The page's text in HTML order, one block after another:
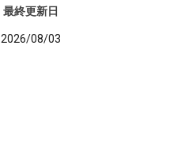
最終更新日
2026/08/03